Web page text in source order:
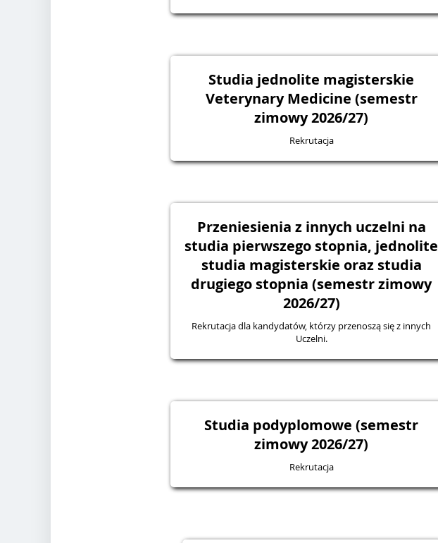
Studia jednolite magisterskie
Veterynary Medicine (semestr
zimowy 2026/27)
Rekrutacja
Przeniesienia z innych uczelni na
studia pierwszego stopnia, jednolite
studia magisterskie oraz studia
drugiego stopnia (semestr zimowy
2026/27)
Rekrutacja dla kandydatów, którzy przenoszą się z innych
Uczelni.
Studia podyplomowe (semestr
zimowy 2026/27)
Rekrutacja